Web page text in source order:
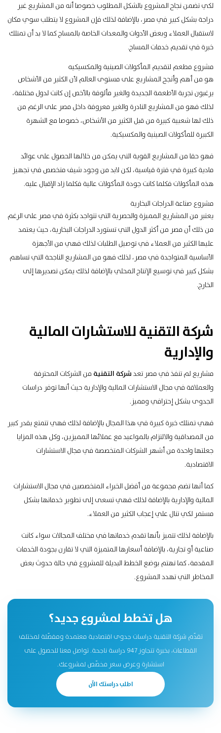
لكي تضمن نجاح المشروع بالشكل المطلوب خصوصا أنه من المشاريع غير
دراجة بشكل كبير في مصر، بالإضافة لذلك فإن المشروع لا يتطلب سوي مكان
لاستقبال العملاء وبعض الأدوات والمعدات الخاصة بالمساج كما لا بد أن تمتلك
خبرة في تقديم خدمات المساج.
مشروع مطعم لتقديم المأكولات الصينية والمكسيكيه
هو من أهم وأنجح المشاريع على مستوى العالم لأن الكثير من الأشخاص
يرغبون تجربة الأطعمة الجديدة والغير مألوفة بالأخص إن كانت لدول مختلفة،
لذلك فهو من المشاريع النادرة والغير معروفة داخل مصر على الرغم من
ذلك لها شعبية كبيرة من قبل الكثير من الأشخاص، خصوصا مع الشهرة
الكبيرة للمأكولات الصينية والمكسيكية.
فهو حقا من المشاريع القوية التي يمكن من خلالها الحصول على عوائد
مادية كبيرة في فترة قياسية، لكن لابد من وجود شيف متخصص في تجهيز
هذه المأكولات فكلما كانت جودة المأكولات عالية فكلما زاد الإقبال عليه.
مشروع صناعة الدراجات البخارية
يعتبر من المشاريع المميزة والحصرية التي تتواجد بكثرة في مصر على الرغم
من ذلك أن مصر من أكثر الدول التي تستورد الدراجات البخارية، حيث يعتمد
عليها الكثير من العملاء في توصيل الطلبات لذلك فهي من الأجهزة
الأساسية المتواجدة في مصر، لذلك فهو من المشاريع الناجحة التي تساهم
بشكل كبير في توسيع الإنتاج المحلي بالإضافة لذلك يمكن تصديرها إلى
الخارج.
شركة التقنية للاستشارات المالية
والإدارية
مشاريع لم تنفذ في مصر تعدشركة التقنية من الشركات المحترفة
والعملاقة في مجال الاستشارات المالية والإدارية حيث أنها توفر دراسات
الجدوى بشكل إحترافي ومميز.
فهي تمتلك خبرة كبيرة في هذا المجال بالإضافة لذلك فهي تتمتع بقدر كبير
من المصداقية والالتزام بالمواعيد مع عملائها المميزين، وكل هذه المزايا
جعلتها واحدة من أشهر الشركات المتخصصة في مجال الاستشارات
الاقتصادية.
كما أنها تضم مجموعة من أفضل الخبراء المتخصصين في مجال الاستشارات
المالية والإدارية بالإضافة لذلك فهي تسعى إلى تطوير خدماتها بشكل
مستمر لكي تنال علي إعجاب الكثير من العملاء.
بالإضافة لذلك تتميز بأنها تقدم خدماتها في مختلف المجالات سواء كانت
صناعية أو تجارية، بالإضافة أسعارها المتميزة التي لا تقارن بجودة الخدمات
المقدمة، كما تهتم بوضع الخطط البديلة للمشروع في حالة حدوث بعض
المخاطر التي تهدد المشروع.
هل تخطط لمشروع جديد؟
تقدّم شركة التقنية دراسات جدوى اقتصادية معتمدة ومفصّلة لمختلف
القطاعات، بخبرة تتجاوز 947 دراسة ناجحة. تواصل معنا للحصول على
استشارة وعرض سعر مخصّص لمشروعك.
اطلب دراستك الآن